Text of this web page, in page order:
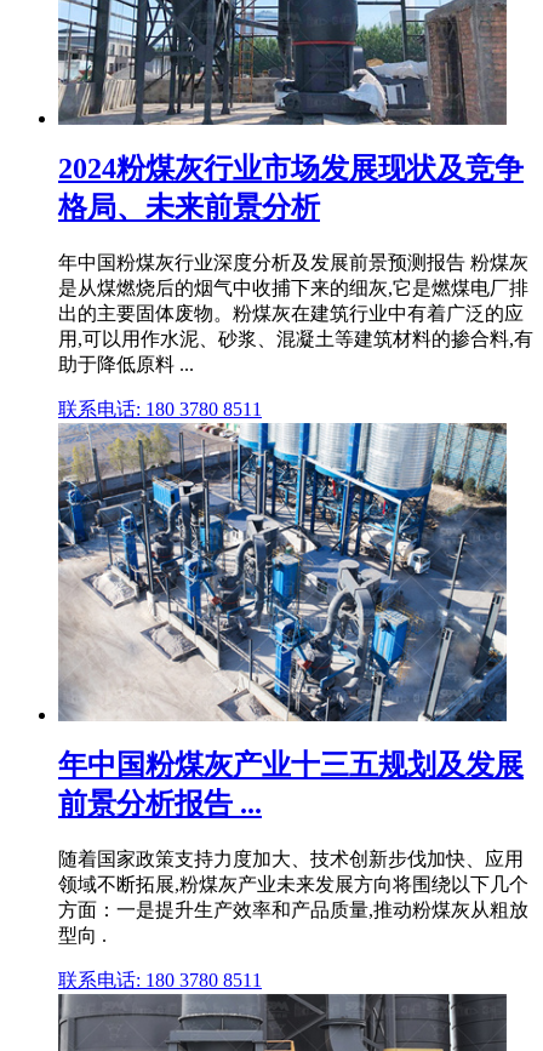
2024粉煤灰行业市场发展现状及竞争
格局、未来前景分析
年中国粉煤灰行业深度分析及发展前景预测报告 粉煤灰
是从煤燃烧后的烟气中收捕下来的细灰,它是燃煤电厂排
出的主要固体废物。粉煤灰在建筑行业中有着广泛的应
用,可以用作水泥、砂浆、混凝土等建筑材料的掺合料,有
助于降低原料 ...
联系电话: 180 3780 8511
年中国粉煤灰产业十三五规划及发展
前景分析报告 ...
随着国家政策支持力度加大、技术创新步伐加快、应用
领域不断拓展,粉煤灰产业未来发展方向将围绕以下几个
方面：一是提升生产效率和产品质量,推动粉煤灰从粗放
型向 .
联系电话: 180 3780 8511